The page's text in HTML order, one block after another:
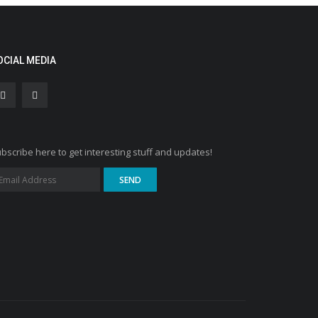
MEDIA
here to get interesting stuff and updates!